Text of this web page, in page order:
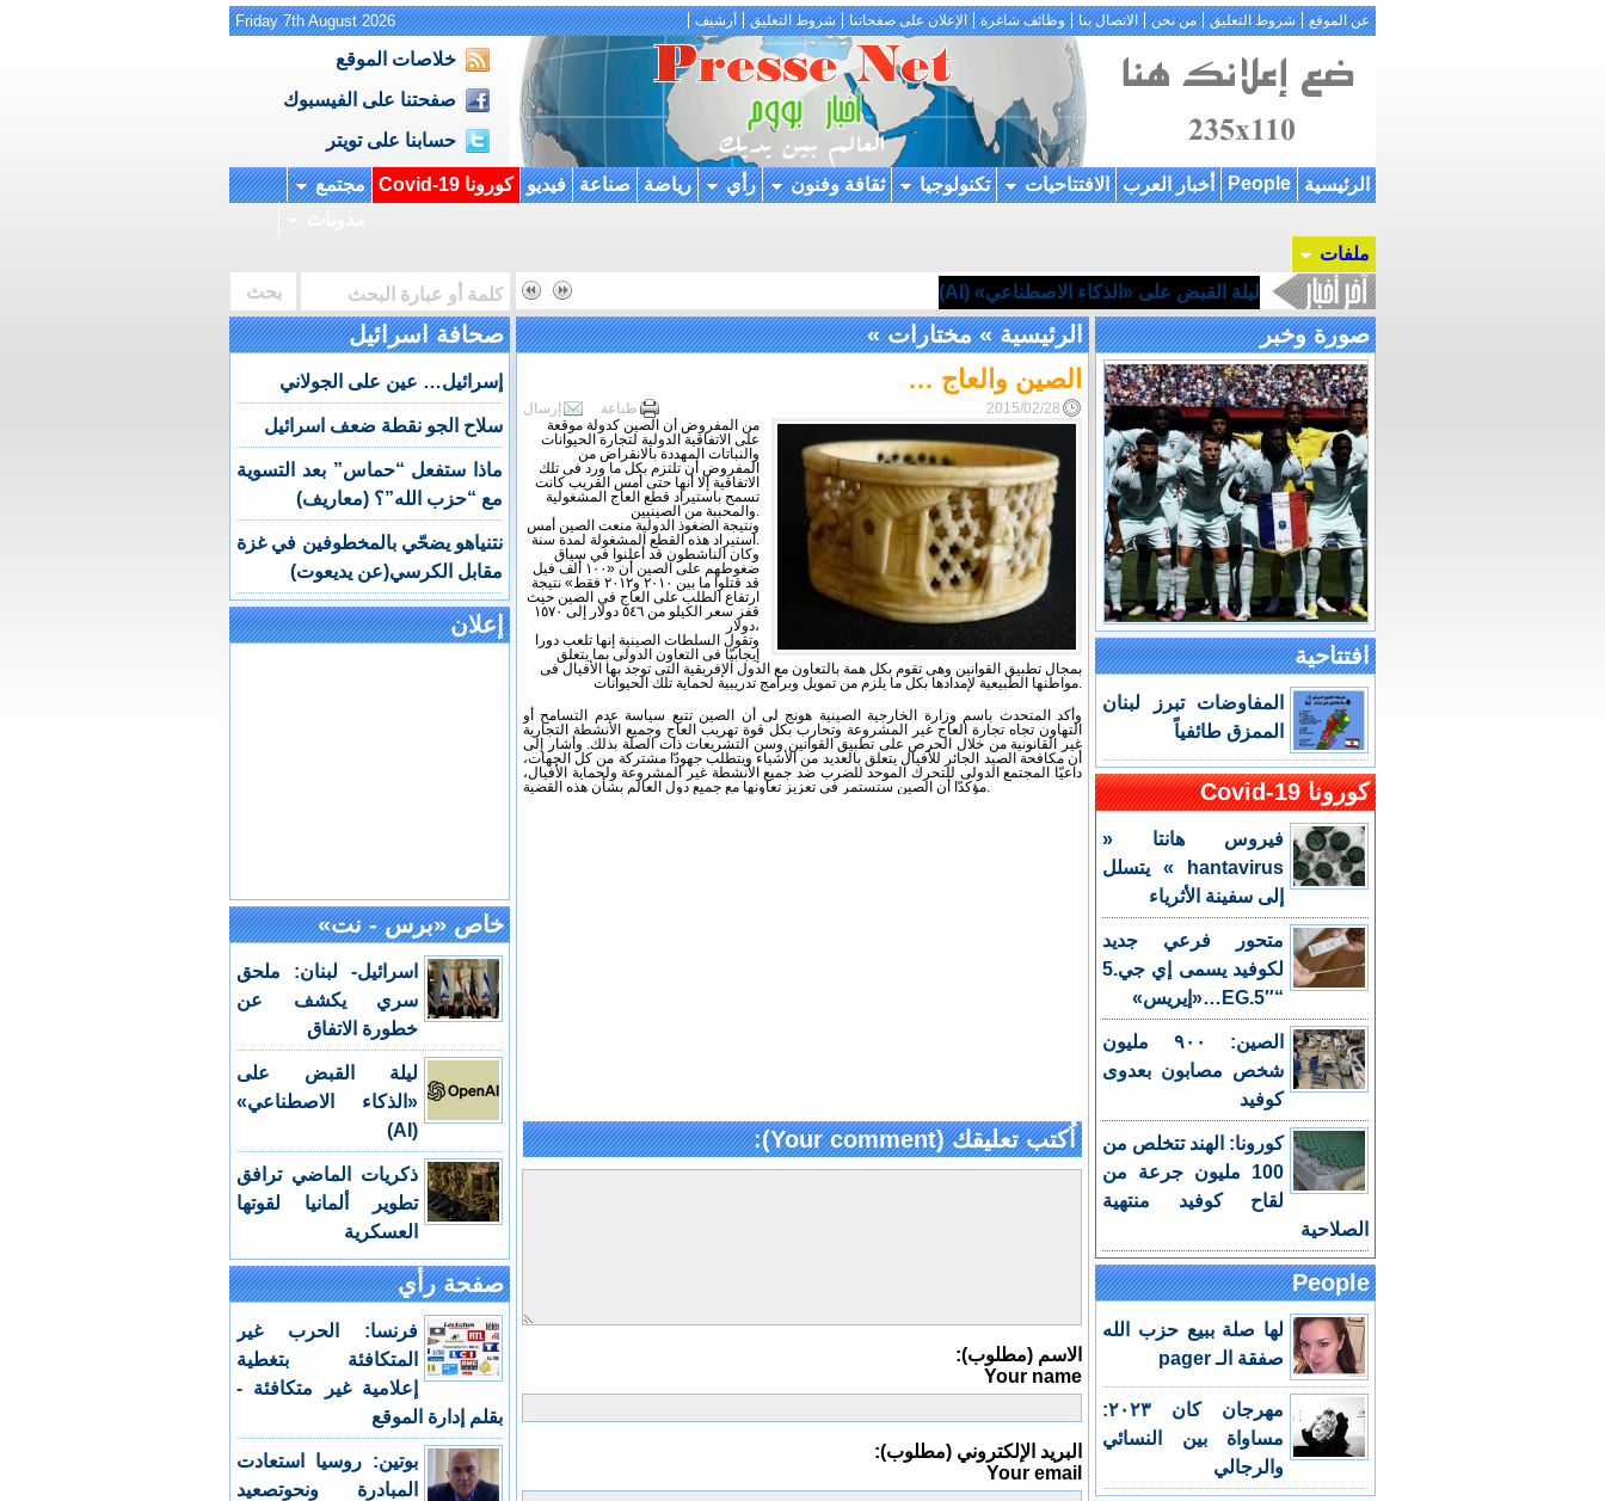
عن الموقع شروط التعليق من نحن الاتصال بنا وظائف شاغرة الإعلان على صفحاتنا شروط التعليق أرشيف Friday 7th August 2026
خلاصات الموقع
صفحتنا على الفيسبوك
حسابنا على تويتر
الرئيسية People أخبار العرب الافتتاحيات تكنولوجيا ثقافة وفنون رأي رياضة صناعة فيديو كورونا Covid-19
مجتمع
ملفات
ليلة القبض على «الذكاء الاصطناعي» (AI)
صورة وخبر
افتتاحية
المفاوضات تبرز لبنان
الممزق طائفياً
كورونا Covid-19
فيروس هانتا «
hantavirus » يتسلل
إلى سفينة الأثرياء
متحور فرعي جديد
لكوفيد يسمى إي جي.5
“EG.5″…«إيريس»
الصين: ٩٠٠ مليون
شخص مصابون بعدوى
كوفيد
كورونا: الهند تتخلص من
100 مليون جرعة من
لقاح كوفيد منتهية
الصلاحية
People
لها صلة ببيع حزب الله
صفقة الـ pager
مهرجان كان ٢٠٢٣:
مساواة بين النسائي
والرجالي
الرئيسية»مختارات»
الصين والعاج …
2015/02/28 إرسال
طباعة
من المفروض أن الصين كدولة موقعة
على الاتفاقية الدولية لتجارة الحيوانات
والنباتات المهددة بالانقراض من
المفروض أن تلتزم بكل ما ورد فى تلك
الاتفاقية إلا أنها حتى أمس القريب كانت
تسمح باستيراد قطع العاج المشغولية
والمحببة من الصينيين.
ونتيجة الضغوذ الدولية منعت الصين أمس
استيراد هذه القطع المشغولة لمدة سنة.
وكان الناشطون قد أعلنوا في سياق
ضغوطهم على الصين أن «١٠٠ ألف فيل
قد قتلوا ما بين ٢٠١٠ و٢٠١٢ فقط» نتيجة
ارتفاع الطلب على العاج في الصين حيث
قفز سعر الكيلو من ٥٤٦ دولار إلى ١٥٧٠
دولار،
وتقول السلطات الصينية إنها تلعب دورا
إيجابيّا فى التعاون الدولى بما يتعلق
بمجال تطبيق القوانين وهى تقوم بكل همة بالتعاون مع الدول الإفريقية التى توجد بها الأفيال فى
مواطنها الطبيعية لإمدادها بكل ما يلزم من تمويل وبرامج تدريبية لحماية تلك الحيوانات.
وأكد المتحدث باسم وزارة الخارجية الصينية هونج لى أن الصين تتبع سياسة عدم التسامح أو
التهاون تجاه تجارة العاج غير المشروعة وتحارب بكل قوة تهريب العاج وجميع الأنشطة التجارية
غير القانونية من خلال الحرص على تطبيق القوانين وسن التشريعات ذات الصلة بذلك. وأشار إلى
أن مكافحة الصيد الجائر للأفيال يتعلق بالعديد من الأشياء ويتطلب جهودّا مشتركة من كل الجهات،
داعيّا المجتمع الدولى للتحرك الموحد للضرب ضد جميع الأنشطة غير المشروعة ولحماية الأفيال،
مؤكدّا أن الصين ستستمر فى تعزيز تعاونها مع جميع دول العالم بشأن هذه القضية.
اُكتب تعليقك (Your comment):
الاسم (مطلوب):
Your name
البريد الإلكتروني (مطلوب):
Your email
صحافة اسرائيل
إسرائيل… عين على الجولاني
سلاح الجو نقطة ضعف اسرائيل
ماذا ستفعل “حماس” بعد التسوية
مع “حزب الله”؟ (معاريف)
نتنياهو يضحّي بالمخطوفين في غزة
مقابل الكرسي(عن يديعوت)
إعلان
خاص «برس - نت»
اسرائيل- لبنان: ملحق
سري يكشف عن
خطورة الاتفاق
ليلة القبض على
«الذكاء الاصطناعي»
(AI)
ذكريات الماضي ترافق
تطوير ألمانيا لقوتها
العسكرية
صفحة رأي
فرنسا: الحرب غير
المتكافئة بتغطية
إعلامية غير متكافئة -
بقلم إدارة الموقع
بوتين: روسيا استعادت
المبادرة ونحوتصعيد